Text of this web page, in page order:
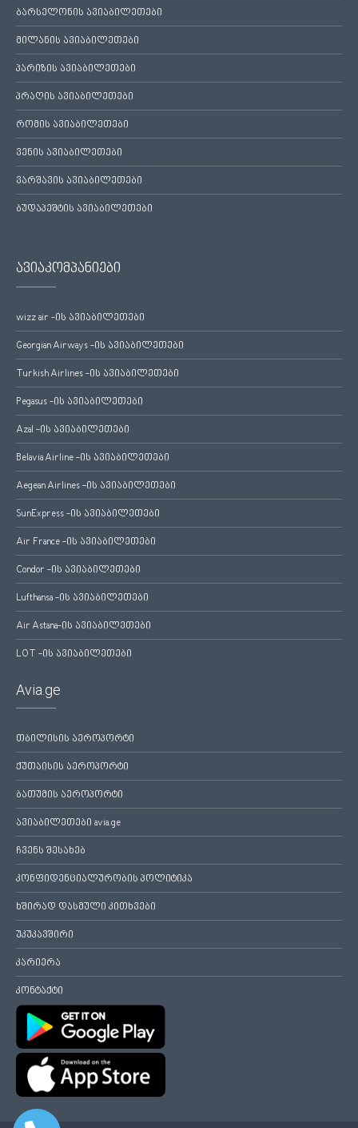
ბარსელონის ავიაბილეთები
მილანის ავიაბილეთები
პარიზის ავიაბილეთები
პრაღის ავიაბილეთები
რომის ავიაბილეთები
ვენის ავიაბილეთები
ვარშავის ავიაბილეთები
ბუდაპეშტის ავიაბილეთები
ავიაკომპანიები
wizz air -ის ავიაბილეთები
Georgian Airways -ის ავიაბილეთები
Turkish Airlines -ის ავიაბილეთები
Pegasus -ის ავიაბილეთები
Azal -ის ავიაბილეთები
Belavia Airline -ის ავიაბილეთები
Aegean Airlines -ის ავიაბილეთები
SunExpress -ის ავიაბილეთები
Air France -ის ავიაბილეთები
Condor -ის ავიაბილეთები
Lufthansa -ის ავიაბილეთები
Air Astana-ის ავიაბილეთები
LOT -ის ავიაბილეთები
Avia.ge
თბილისის აეროპორტი
ქუთაისის აეროპორტი
ბათუმის აეროპორტი
ავიაბილეთები avia.ge
ჩვენს შესახებ
კონფიდენციალურობის პოლიტიკა
ხშირად დასმული კითხვები
უკუკავშირი
კარიერა
კონტაქტი